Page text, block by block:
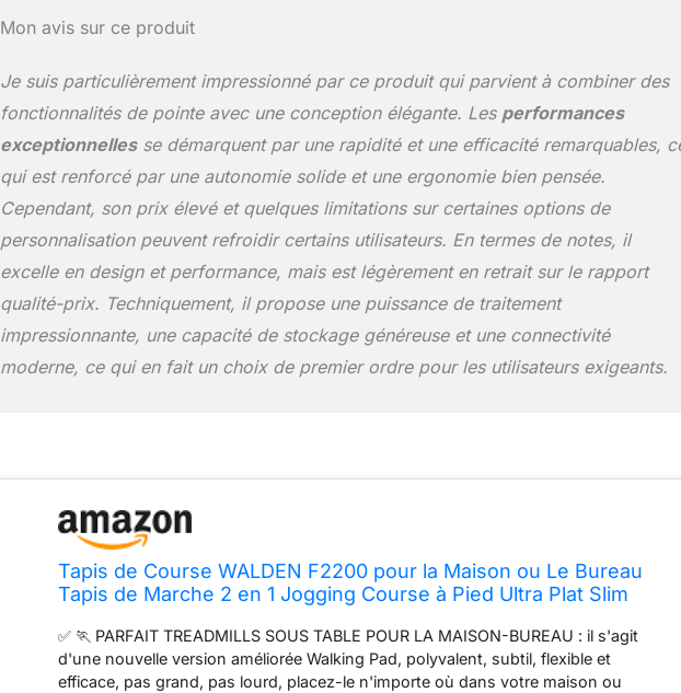
COURSE PORTABLE AVEC AFFICHAGE LCD - Suivez vos calories brûlées, votre
télécommande pour démarrer la machine, régler la vitesse et convertir les données
✅ 🏃 UPPORT DE COURSE IDÉAL POUR LE BUREAU À DOMICILE- Économique et
polyvalent, discret, flexible, il vous permet de marcher/courir n'importe où, de le
glisser sous votre bureau ou de le faire fonctionner devant la télévision.
Mon avis sur ce produit
Je suis particulièrement impressionné par ce produit qui parvient à combiner des
fonctionnalités de pointe avec une conception élégante. Les performances
exceptionnellesse démarquent par une rapidité et une efficacité remarquables,
qui est renforcé par une autonomie solide et une ergonomie bien pensée.
Cependant, son prix élevé et quelques limitations sur certaines options de
personnalisation peuvent refroidir certains utilisateurs. En termes de notes, il
excelle en design et performance, mais est légèrement en retrait sur le rapport
qualité-prix. Techniquement, il propose une puissance de traitement
impressionnante, une capacité de stockage généreuse et une connectivité
moderne, ce qui en fait un choix de premier ordre pour les utilisateurs exigeants.
Tapis de Course WALDEN F2200 pour la Maison ou Le Bureau
Tapis de Marche 2 en 1 Jogging Course à Pied Ultra Plat Slim
✅ 🏃 PARFAIT TREADMILLS SOUS TABLE POUR LA MAISON-BUREAU : il s'agit
d'une nouvelle version améliorée Walking Pad, polyvalent, subtil, flexible et
efficace, pas grand, pas lourd, placez-le n'importe où dans votre maison ou